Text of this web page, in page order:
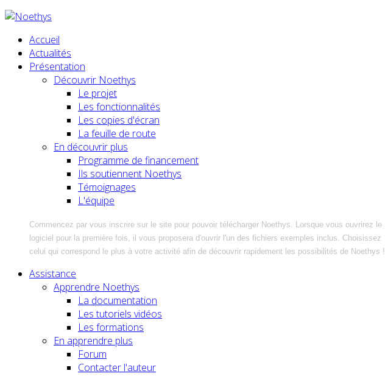
Accueil
Actualités
Présentation
Découvrir Noethys
Le projet
Les fonctionnalités
Les copies d'écran
La feuille de route
En découvrir plus
Programme de financement
Ils soutiennent Noethys
Témoignages
L'équipe
Commencez par vous inscrire sur le site pour pouvoir télécharger Noethys. Lorsque vous ouvrirez le
logiciel pour la première fois, il vous proposera d'ouvrir l'un des fichiers exemples inclus. Choisissez
celui qui correspond le plus à votre activité afin de découvrir rapidement les possibilités de Noethys !
Assistance
Apprendre Noethys
La documentation
Les tutoriels vidéos
Les formations
En apprendre plus
Forum
Contacter l'auteur